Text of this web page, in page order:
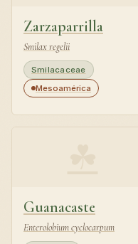
Zarzaparrilla
Smilax regelii
Smilacaceae
Mesoamérica
Guanacaste
Enterolobium cyclocarpum